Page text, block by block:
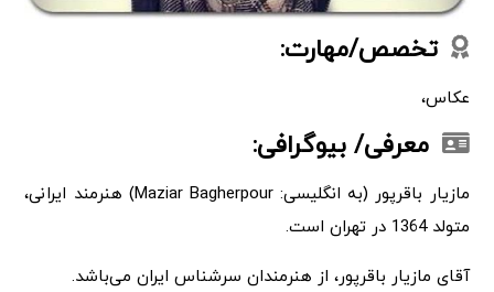
تخصص/مهارت:
عکاس،
معرفی/ بیوگرافی:
مازیار باقرپور (به انگلیسی: Maziar Bagherpour) هنرمند ایرانی،
متولد 1364 در تهران است.
آقای مازیار باقرپور، از هنرمندان سرشناس ایران می‌باشد.